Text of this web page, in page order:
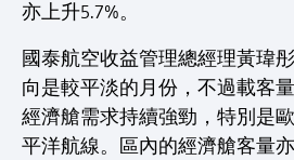
亦上升5.7%。
國泰航空收益管理總經理黃瑋
向是較平淡的月份，不過載客
經濟艙需求持續強勁，特別是
平洋航線。區內的經濟艙客量